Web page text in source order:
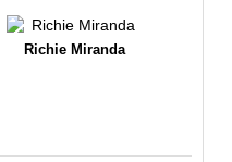
Richie Miranda